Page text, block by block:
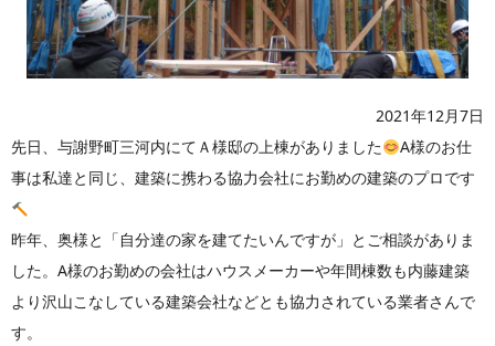
2021年12月7日
先日、与謝野町三河内にてＡ様邸の上棟がありました
A様のお仕
事は私達と同じ、建築に携わる協力会社にお勤めの建築のプロです
昨年、奥様と「自分達の家を建てたいんですが」とご相談がありま
した。A様のお勤めの会社はハウスメーカーや年間棟数も内藤建築
より沢山こなしている建築会社などとも協力されている業者さんで
す。